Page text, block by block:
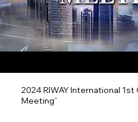
2024 RIWAY International
Meeting”